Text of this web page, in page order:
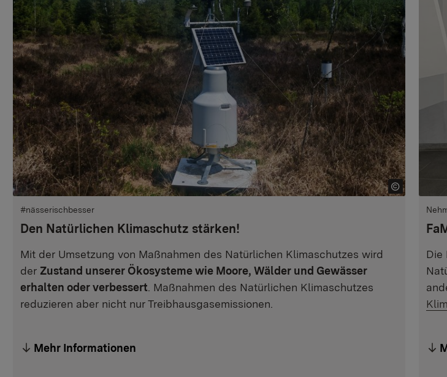
Den Natürlichen Klimaschutz stärken!
#nässerischbesser
Mit der Umsetzung von Maßnahmen des Natürlichen Klimaschutzes wird
der Zustand unserer Ökosysteme wie Moore, Wälder und Gewässer
erhalten oder verbessert . Maßnahmen des Natürlichen Klimaschutzes
reduzieren aber nicht nur Treibhausgasemissionen.
Mehr Informationen
Die